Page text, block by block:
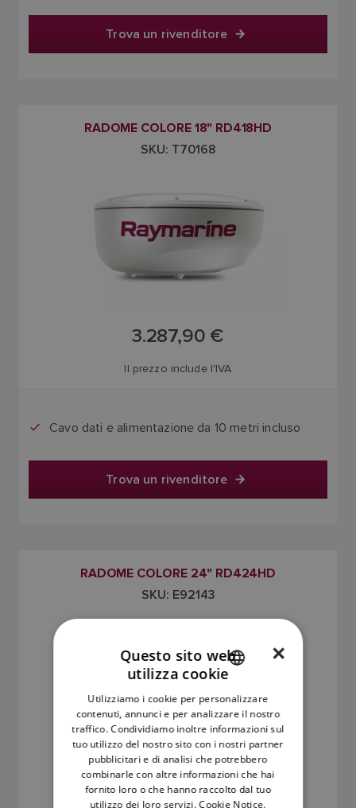
Trova un rivenditore
RADOME COLORE 18" RD418HD
SKU: T70168
3.287,90 €
Il prezzo include l'IVA
Cavo dati e alimentazione da 10 metri incluso
Trova un rivenditore
RADOME COLORE 24" RD424HD
SKU: E92143
3.958,90 €
ENGLISH
DANISH
ITALIAN
SWEDISH
×
Questo sito web
utilizza cookie
Utilizziamo i cookie per personalizzare
contenuti, annunci e per analizzare il nostro
traffico. Condividiamo inoltre informazioni sul
tuo utilizzo del nostro sito con i nostri partner
pubblicitari e di analisi che potrebbero
combinarle con altre informazioni che hai
fornito loro o che hanno raccolto dal tuo
utilizzo dei loro servizi. Cookie Notice.